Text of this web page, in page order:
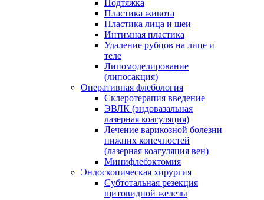
Подтяжка
Пластика живота
Пластика лица и шеи
Интимная пластика
Удаление рубцов на лице и
теле
Липомоделирование
(липосакция)
Оперативная флебология
Склеротерапия введение
ЭВЛК (эндовазальная
лазерная коагуляция)
Лечение варикозной болезни
нижних конечностей
(лазерная коагуляция вен)
Минифлебэктомия
Эндоскопическая хирургия
Субтотальная резекция
щитовидной железы